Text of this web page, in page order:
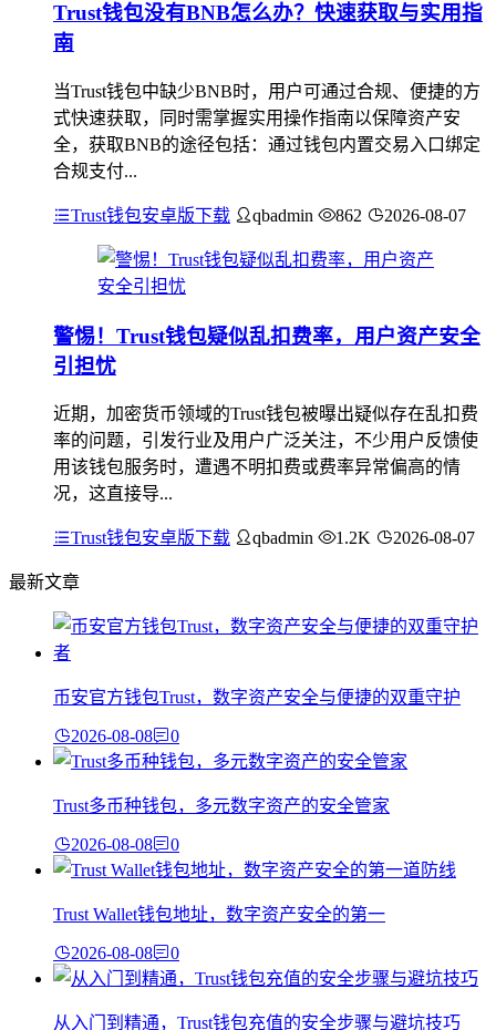
Trust钱包没有BNB怎么办？快速获取与实用指
南
当Trust钱包中缺少BNB时，用户可通过合规、便捷的方
式快速获取，同时需掌握实用操作指南以保障资产安
全，获取BNB的途径包括：通过钱包内置交易入口绑定
合规支付...
Trust钱包安卓版下载 qbadmin 862 2026-08-07
警惕！Trust钱包疑似乱扣费率，用户资产安全
引担忧
近期，加密货币领域的Trust钱包被曝出疑似存在乱扣费
率的问题，引发行业及用户广泛关注，不少用户反馈使
用该钱包服务时，遭遇不明扣费或费率异常偏高的情
况，这直接导...
Trust钱包安卓版下载 qbadmin 1.2K 2026-08-07
最新文章
币安官方钱包Trust，数字资产安全与便捷的双重守护
2026-08-08 0
Trust多币种钱包，多元数字资产的安全管家
2026-08-08 0
Trust Wallet钱包地址，数字资产安全的第一
2026-08-08 0
从入门到精通，Trust钱包充值的安全步骤与避坑技巧